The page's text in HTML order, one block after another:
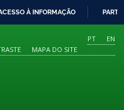
À INFORMAÇÃO
PT
EN
MAPA DO SITE